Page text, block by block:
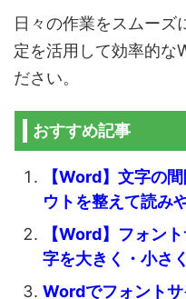
日々の作業をスムーズ
定を活用して効率的な
ださい。
おすすめ記事
【Word】文字の
ウトを整えて読み
【Word】フォン
字を大きく・小さ
Wordでフォント